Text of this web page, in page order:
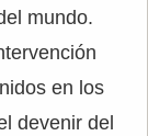
mundo.
en los
devenir del